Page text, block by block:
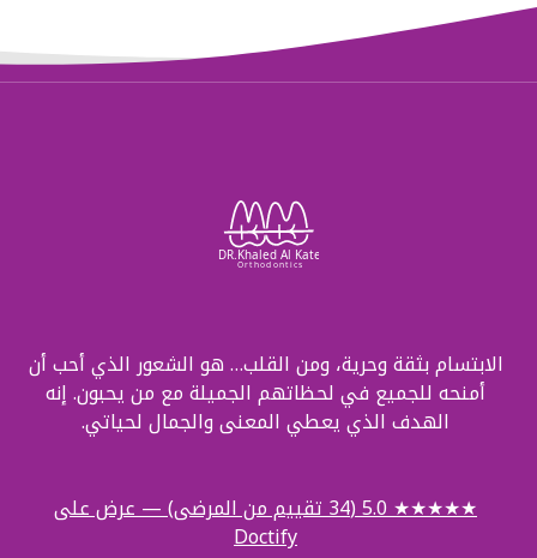
الابتسام بثقة وحرية، ومن القلب… هو الشعور الذي أحب أن
أمنحه للجميع في لحظاتهم الجميلة مع من يحبون. إنه
الهدف الذي يعطي المعنى والجمال لحياتي.
★★★★★ 5.0 (34 تقييم من المرضى) — عرض على
Doctify